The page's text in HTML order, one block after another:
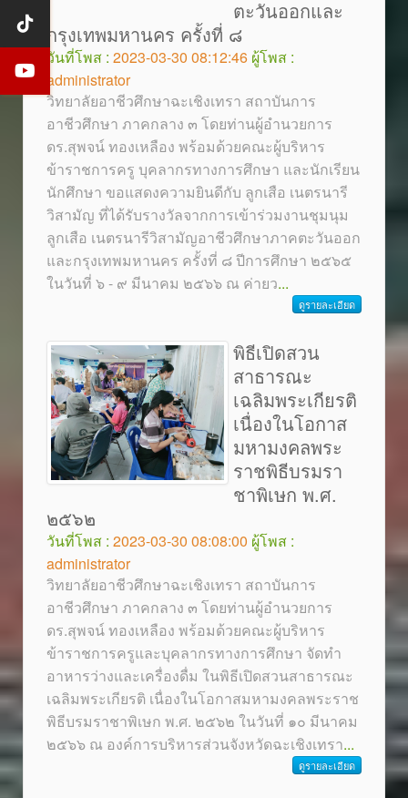
ตะวันออกและ
กรุงเทพมหานคร ครั้งที่ ๘
วันที่โพส : 2023-03-30 08:12:46 ผู้โพส :
administrator
วิทยาลัยอาชีวศึกษาฉะเชิงเทรา สถาบันการ
อาชีวศึกษา ภาคกลาง ๓ โดยท่านผู้อำนวยการ
ดร.สุพจน์ ทองเหลือง พร้อมด้วยคณะผู้บริหาร
ข้าราชการครู บุคลากรทางการศึกษา และนักเรียน
นักศึกษา ขอแสดงความยินดีกับ ลูกเสือ เนตรนารี
วิสามัญ ที่ได้รับรางวัลจากการเข้าร่วมงานชุมนุม
ลูกเสือ เนตรนารีวิสามัญอาชีวศึกษาภาคตะวันออก
และกรุงเทพมหานคร ครั้งที่ ๘ ปีการศึกษา ๒๕๖๕
ในวันที่ ๖ - ๙ มีนาคม ๒๕๖๖ ณ ค่ายว...
ดูรายละเอียด
พิธีเปิดสวน
สาธารณะ
เฉลิมพระเกียรติ
เนื่องในโอกาส
มหามงคลพระ
ราชพิธีบรมรา
ชาพิเษก พ.ศ.
๒๕๖๒
วันที่โพส : 2023-03-30 08:08:00 ผู้โพส :
administrator
วิทยาลัยอาชีวศึกษาฉะเชิงเทรา สถาบันการ
อาชีวศึกษา ภาคกลาง ๓ โดยท่านผู้อำนวยการ
ดร.สุพจน์ ทองเหลือง พร้อมด้วยคณะผู้บริหาร
ข้าราชการครูและบุคลากรทางการศึกษา จัดทำ
อาหารว่างและเครื่องดื่ม ในพิธีเปิดสวนสาธารณะ
เฉลิมพระเกียรติ เนื่องในโอกาสมหามงคลพระราช
พิธีบรมราชาพิเษก พ.ศ. ๒๕๖๒ ในวันที่ ๑๐ มีนาคม
๒๕๖๖ ณ องค์การบริหารส่วนจังหวัดฉะเชิงเทรา...
ดูรายละเอียด